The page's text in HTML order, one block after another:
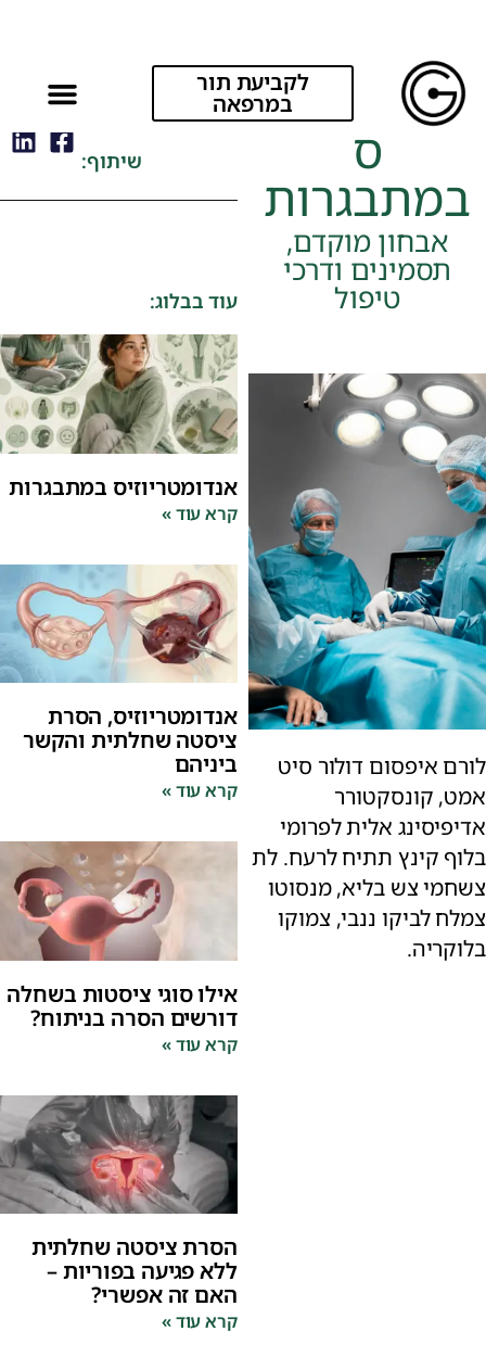
לקביעת תור
במרפאהאנדומטריוזי
ס
במתבגרות
אבחון מוקדם,
תסמינים ודרכי
טיפול
לורם איפסום דולור סיט
אמט, קונסקטורר
אדיפיסינג אלית לפרומי
בלוף קינץ תתיח לרעח. לת
צשחמי צש בליא, מנסוטו
צמלח לביקו ננבי, צמוקו
בלוקריה.
שיתוף:
עוד בבלוג:
אנדומטריוזיס במתבגרות
קרא עוד »
אנדומטריוזיס, הסרת
ציסטה שחלתית והקשר
ביניהם
קרא עוד »
אילו סוגי ציסטות בשחלה
דורשים הסרה בניתוח?
קרא עוד »
הסרת ציסטה שחלתית
ללא פגיעה בפוריות –
האם זה אפשרי?
קרא עוד »